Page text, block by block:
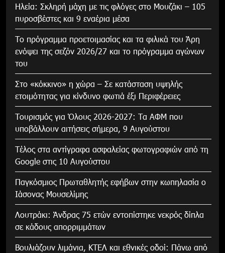
Ηλεία: Σκληρή μάχη με τις φλόγες στο Μουζάκι – 105
πυροσβέστες και 9 εναέρια μέσα
Το πρόγραμμα προετοιμασίας και τα φιλικά του Άρη
ενόψει της σεζόν 2026/27 και το πρόγραμμα αγώνων
του
Στο «κόκκινο» η χώρα – Σε κατάσταση υψηλής
ετοιμότητας για κίνδυνο φωτιά έξι Περιφέρειες
Τουρισμός για Όλους 2026-2027: Τα ΑΦΜ που
υποβάλλουν αιτήσεις σήμερα, 9 Αυγούστου
Τέλος στα αντίγραφα ασφαλείας φωτογραφιών από τη
Google στις 10 Αυγούστου
Παγκόσμιος Πρωταθλητής εφήβων στην κωπηλασία ο
Ιάσονας Μουσελίμης
Λουτράκι: Άνδρας 75 ετών εντοπίστηκε νεκρός δίπλα
σε κάδους απορριμμάτων
Βουλιάζουν λιμάνια, ΚΤΕΛ και εθνικές οδοί: Πάνω από